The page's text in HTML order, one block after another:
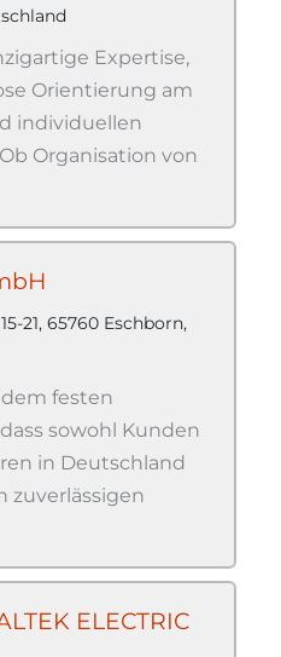
Expertise,
Orientierung am
individuellen
Organisation von
21, 65760 Eschborn,
dem festen
sowohl Kunden
in Deutschland
zuverlässigen
ELECTRIC